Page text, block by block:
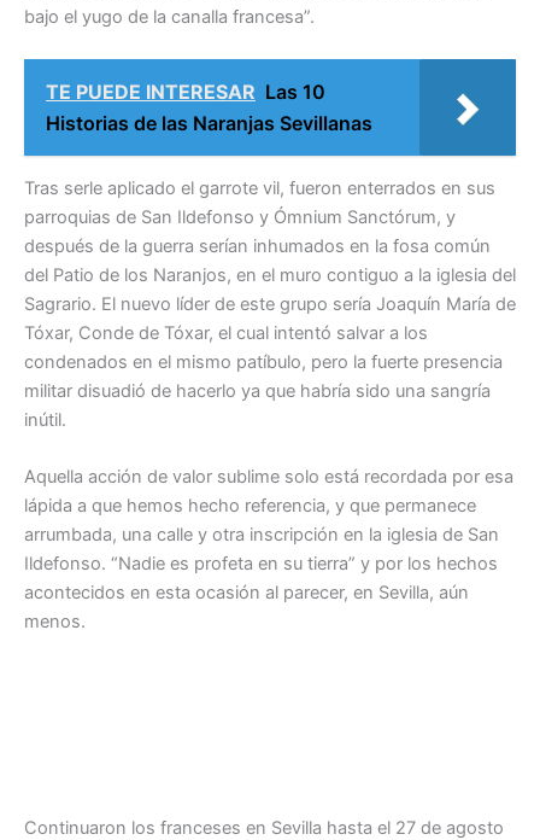
bajo el yugo de la canalla francesa”.
TE PUEDE INTERESAR Las 10
Historias de las Naranjas Sevillanas
Tras serle aplicado el garrote vil, fueron enterrados en sus
parroquias de San Ildefonso y Ómnium Sanctórum, y
después de la guerra serían inhumados en la fosa común
del Patio de los Naranjos, en el muro contiguo a la iglesia del
Sagrario. El nuevo líder de este grupo sería Joaquín María de
Tóxar, Conde de Tóxar, el cual intentó salvar a los
condenados en el mismo patíbulo, pero la fuerte presencia
militar disuadió de hacerlo ya que habría sido una sangría
inútil.
Aquella acción de valor sublime solo está recordada por esa
lápida a que hemos hecho referencia, y que permanece
arrumbada, una calle y otra inscripción en la iglesia de San
Ildefonso. “Nadie es profeta en su tierra” y por los hechos
acontecidos en esta ocasión al parecer, en Sevilla, aún
menos.
Continuaron los franceses en Sevilla hasta el 27 de agosto